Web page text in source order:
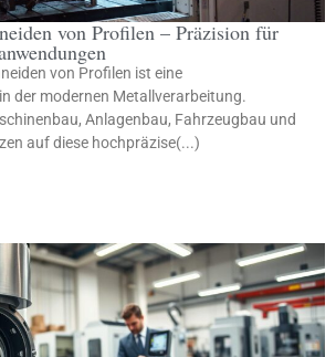
von Profilen – Präzision für
von Profilen ist eine
der modernen Metallverarbeitung.
Anlagenbau, Fahrzeugbau und
auf diese hochpräzise(...)